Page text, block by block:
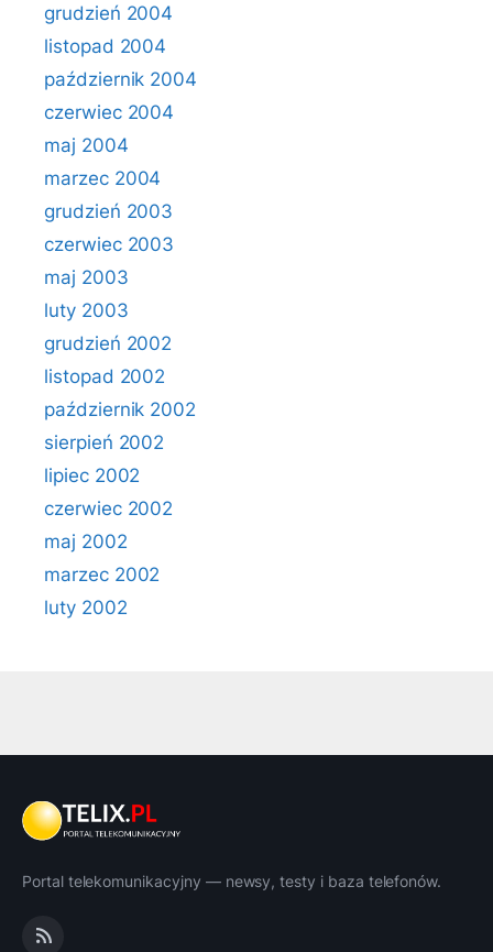
grudzień 2004
listopad 2004
październik 2004
czerwiec 2004
maj 2004
marzec 2004
grudzień 2003
czerwiec 2003
maj 2003
luty 2003
grudzień 2002
listopad 2002
październik 2002
sierpień 2002
lipiec 2002
czerwiec 2002
maj 2002
marzec 2002
luty 2002
Portal telekomunikacyjny — newsy, testy i baza telefonów.